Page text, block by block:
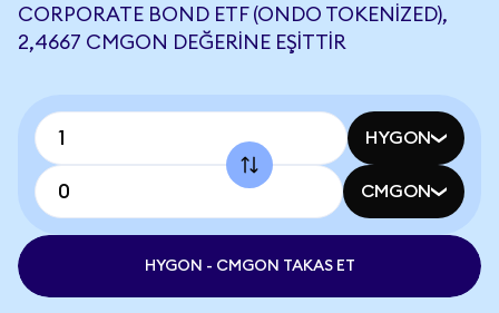
CORPORATE BOND ETF (ONDO TOKENIZED),
2,4667 CMGON DEĞERINE EŞITTIR
HYGON
CMGON
HYGON - CMGON TAKAS ET